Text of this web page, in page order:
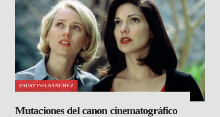
FAUSTINO.SANCHEZ
Mutaciones del canon cinematográfico